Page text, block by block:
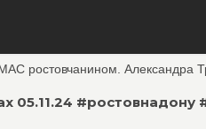
ростовчанином. Александра
05.11.24